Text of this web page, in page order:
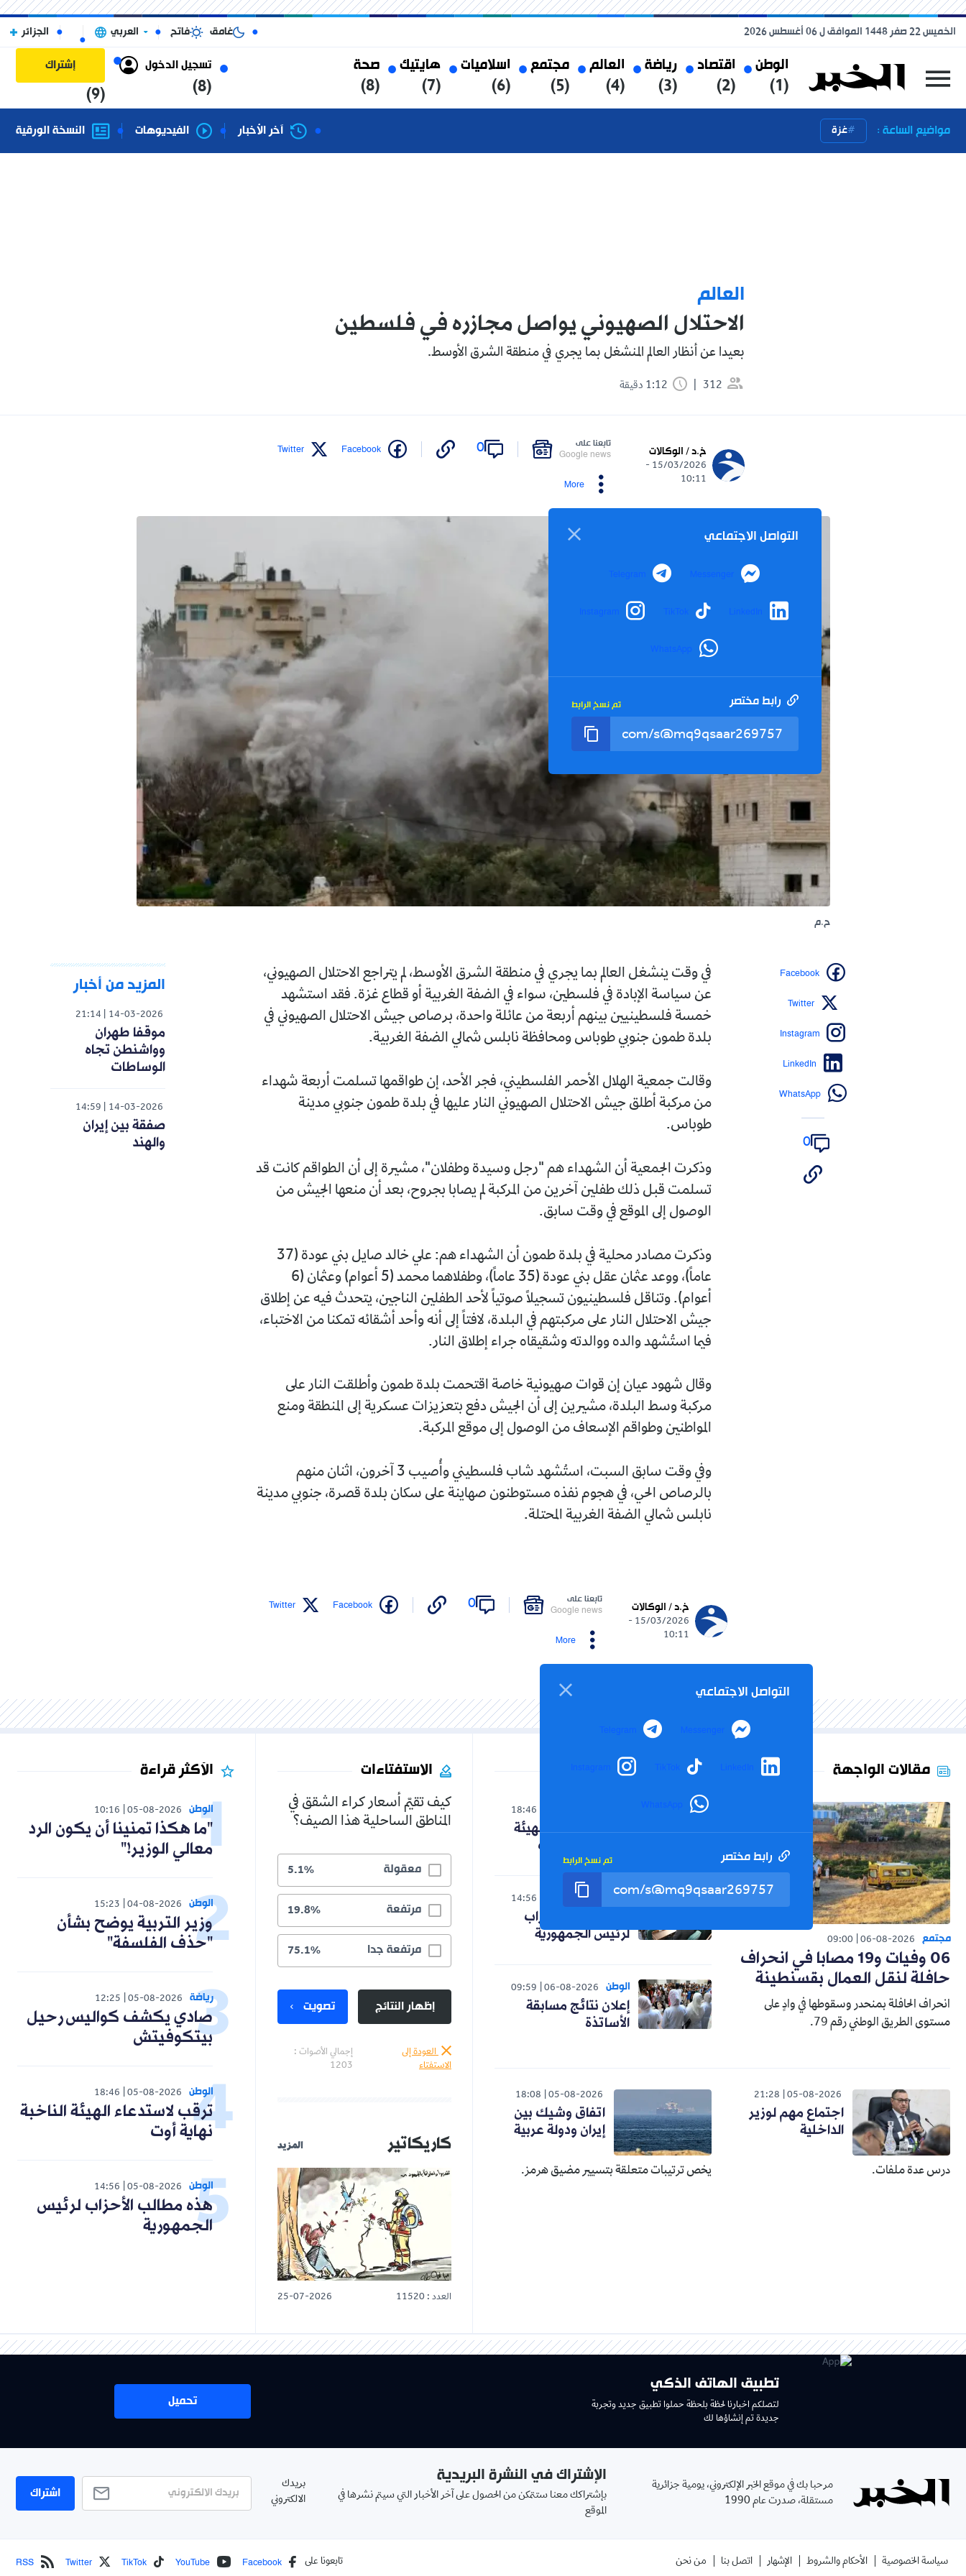
الوطن
(1)
اقتصاد
(2)
رياضة
(3)
العالم
(4)
مجتمع
(5)
اسلاميات
(6)
هايتيك
(7)
صحة
(8)
تسجيل الدخول
(8)
إشتراك
(9)
الخميس 22 صفر 1448 الموافق ل 06 أغسطس 2026 غامق فاتح العربي الجزائر
مواضيع الساعة : غزة آخر الأخبار الفيديوهات النسخة الورقية
العالم
الاحتلال الصهيوني يواصل مجازره في فلسطين
بعيدا عن أنظار العالم المنشغل بما يجري في منطقة الشرق الأوسط.
312
خ.د / الوكالات
15/03/2026 -
10:11
تابعنا على
Google news
0
Facebook
Twitter
More
التواصل الاجتماعي
Messenger
Telegram
LinkedIn
TikTok
Instagram
WhatsApp
رابط مختصر تم نسخ الرابط
ح.م
في وقت ينشغل العالم بما يجري في منطقة الشرق الأوسط، لم يتراجع الاحتلال الصهيوني،
عن سياسة الإبادة في فلسطين، سواء في الضفة الغربية أو قطاع غزة. فقد استشهد
خمسة فلسطينيين بينهم أربعة من عائلة واحدة، برصاص جيش الاحتلال الصهيوني في
بلدة طمون جنوبي طوباس ومحافظة نابلس شمالي الضفة الغربية.
وقالت جمعية الهلال الأحمر الفلسطيني، فجر الأحد، إن طواقمها تسلمت أربعة شهداء
من مركبة أطلق جيش الاحتلال الصهيوني النار عليها في بلدة طمون جنوبي مدينة
طوباس.
وذكرت الجمعية أن الشهداء هم "رجل وسيدة وطفلان"، مشيرة إلى أن الطواقم كانت قد
تسلمت قبل ذلك طفلين آخرين من المركبة لم يصابا بجروح، بعد أن منعها الجيش من
الوصول إلى الموقع في وقت سابق.
وذكرت مصادر محلية في بلدة طمون أن الشهداء هم: علي خالد صايل بني عودة (37
عاماً)، ووعد عثمان عقل بني عودة (35 عاماً)، وطفلاهما محمد (5 أعوام) وعثمان (6
أعوام). وتناقل فلسطينيون تسجيلاً صوتياً لأحد الطفلين الناجين، يتحدث فيه عن إطلاق
جيش الاحتلال النار على مركبتهم في البلدة، لافتاً إلى أنه وأحد أشقائه تمكنا من الاختباء،
فيما استُشهد والده ووالدته وشقيقاه جراء إطلاق النار.
وقال شهود عيان إن قوات صهيونية خاصة اقتحمت بلدة طمون وأطلقت النار على
مركبة وسط البلدة، مشيرين إلى أن الجيش دفع بتعزيزات عسكرية إلى المنطقة ومنع
المواطنين وطواقم الإسعاف من الوصول إلى موقع المركبة.
وفي وقت سابق السبت، استُشهد شاب فلسطيني وأُصيب 3 آخرون، اثنان منهم
بالرصاص الحي، في هجوم نفذه مستوطنون صهاينة على سكان بلدة قصرة، جنوبي مدينة
نابلس شمالي الضفة الغربية المحتلة.
Facebook
Twitter
Instagram
LinkedIn
WhatsApp
0
المزيد من أخبار
14-03-2026
21:14
موقفا طهران
وواشنطن تجاه
الوساطات
14-03-2026
14:59
صفقة بين إيران
والهند
خ.د / الوكالات
15/03/2026 -
10:11
تابعنا على
Google news
0
Facebook
Twitter
More
التواصل الاجتماعي
Messenger
Telegram
LinkedIn
TikTok
Instagram
WhatsApp
رابط مختصر تم نسخ الرابط
مقالات الواجهة
مجتمع 06-08-2026
09:00
06 وفيات و19 مصابا في انحراف
حافلة لنقل العمال بقسنطينة
انحراف الحافلة بمنحدر وسقوطها في وادٍ على
مستوى الطريق الوطني رقم 79.
18:46
ترقب لاستدعاء الهيئة
الناخبة نهاية أوت
الوطن 05-08-2026
14:56
هذه مطالب الأحزاب
لرئيس الجمهورية
الوطن 06-08-2026
09:59
إعلان نتائج مسابقة
الأساتذة
05-08-2026
21:28
اجتماع مهم لوزير
الداخلية
درس عدة ملفات.
05-08-2026
18:08
اتفاق وشيك بين
إيران ودولة عربية
يخص ترتيبات متعلقة بتسيير مضيق هرمز.
الاستفتاءات
كيف تقيّم أسعار كراء الشقق في
المناطق الساحلية هذا الصيف؟
معقولة 5.1%
مرتفعة 19.8%
مرتفعة جدا 75.1%
إظهار النتائج تصويت
العودة إلى
الاستفتاء
إجمالي الأصوات :
1203
كاريكاتير المزيد
العدد : 11520 25-07-2026
الأكثر قراءة
الوطن 05-08-2026
10:16
"ما هكذا تمنينا أن يكون الرد
معالي الوزير!"
الوطن 04-08-2026
15:23
وزير التربية يوضح بشأن
"حذف الفلسفة"
رياضة 05-08-2026
12:25
صادي يكشف كواليس رحيل
بيتكوفيتش
الوطن 05-08-2026
18:46
ترقب لاستدعاء الهيئة الناخبة
نهاية أوت
الوطن 05-08-2026
14:56
هذه مطالب الأحزاب لرئيس
الجمهورية
تطبيق الهاتف الذكي
لتصلكم اخبارنا لحظة بلحظة حملوا تطبيق جديد وتجربة
جديدة تم إنشاؤها لك
تحميل
مرحبا بك في موقع الخبر الإلكتروني، يومية جزائرية
مستقلة، صدرت عام 1990
الإشتراك في النشرة البريدية
بإشتراكك معنا ستتمكن من الحصول على آخر الأخبار التي سيتم نشرها في
الموقع
بريدك
الالكتروني
اشتراك
سياسة الخصوصية الأحكام والشروط الإشهار اتصل بنا من نحن تابعونا على Facebook
YouTube
TikTok
Twitter
RSS